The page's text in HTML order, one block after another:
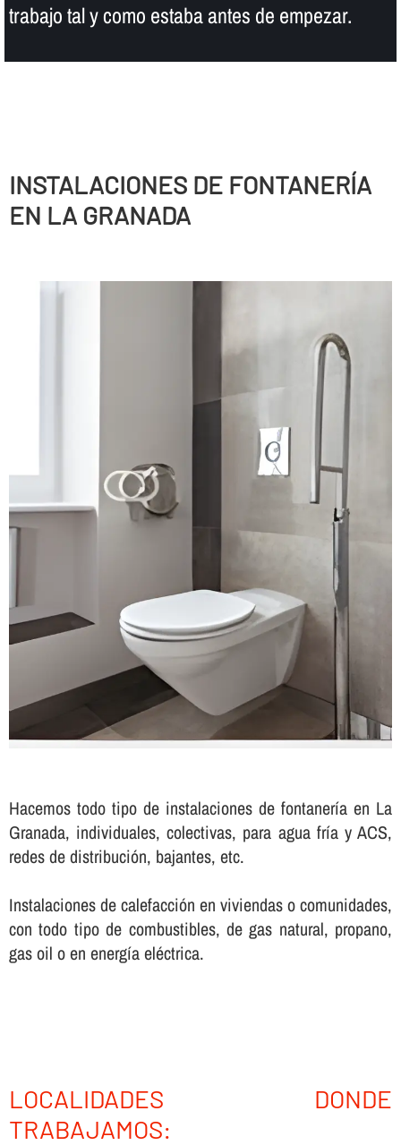
trabajo tal y como estaba antes de empezar.
INSTALACIONES DE FONTANERÍ­A
EN LA GRANADA
Hacemos todo tipo de instalaciones de fontanerí­a en La
Granada, individuales, colectivas, para agua frí­a y ACS,
redes de distribución, bajantes, etc.
Instalaciones de calefacción en viviendas o comunidades,
con todo tipo de combustibles, de gas natural, propano,
gas oil o en energí­a eléctrica.
LOCALIDADES DONDE
TRABAJAMOS: